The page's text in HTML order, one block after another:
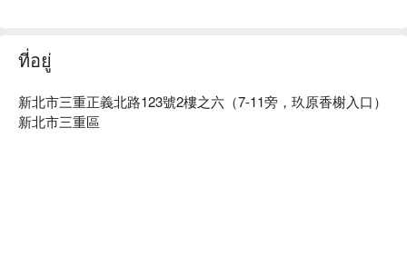
ที่อยู่
新北市三重正義北路123號2樓之六（7-11旁，玖原香榭入口）
新北市三重區